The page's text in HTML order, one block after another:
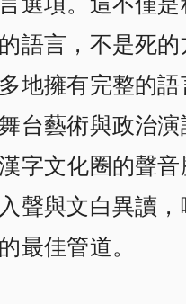
語言，不是死
地擁有完整的
台藝術與政治
字文化圈的聲
聲與文白異讀
最佳管道。